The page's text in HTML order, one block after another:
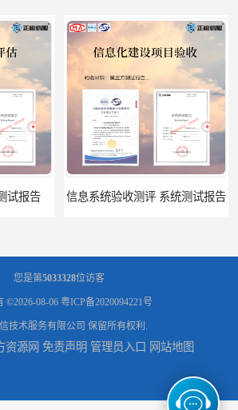
测试报告
测试报告 软件系统验收测试？软件验收测评的标准及政策依据？软件验收测评服务内容？
您是第5033328位访客
©2026-08-06 粤ICP备2020094221号
技术服务有限公司 保留所有权利.
资源网 免责声明 管理员入口 网站地图